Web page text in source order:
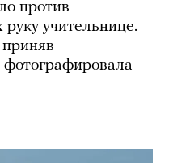
против
учительнице.
фотографировала